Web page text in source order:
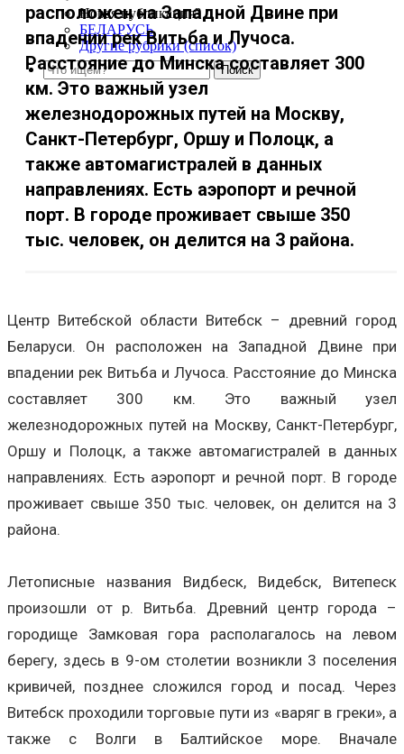
Новая публикация?
БЕЛАРУСЬ
Другие рубрики (список)
расположен на Западной Двине при
впадении рек Витьба и Лучоса.
Расстояние до Минска составляет 300
км. Это важный узел
железнодорожных путей на Москву,
Санкт-Петербург, Оршу и Полоцк, а
также автомагистралей в данных
направлениях. Есть аэропорт и речной
порт. В городе проживает свыше 350
тыс. человек, он делится на 3 района.
Центр Витебской области Витебск – древний город
Беларуси. Он расположен на Западной Двине при
впадении рек Витьба и Лучоса. Расстояние до Минска
составляет 300 км. Это важный узел
железнодорожных путей на Москву, Санкт-Петербург,
Оршу и Полоцк, а также автомагистралей в данных
направлениях. Есть аэропорт и речной порт. В городе
проживает свыше 350 тыс. человек, он делится на 3
района.
Летописные названия Видбеск, Видебск, Витепеск
произошли от р. Витьба. Древний центр города –
городище Замковая гора располагалось на левом
берегу, здесь в 9-ом столетии возникли 3 поселения
кривичей, позднее сложился город и посад. Через
Витебск проходили торговые пути из «варяг в греки», а
также с Волги в Балтийское море. Вначале